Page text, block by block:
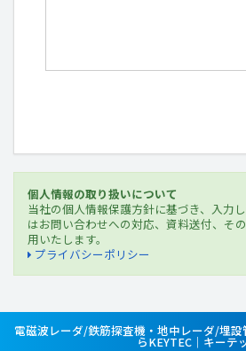
個人情報の取り扱いについて
当社の個人情報保護方針に基づき、入力
はお問い合わせへの対応、資料送付、そ
用いたします。
プライバシーポリシー
電磁波レーダ/鉄筋探査機・地中レーダ/埋
らKEYTEC｜キーテ